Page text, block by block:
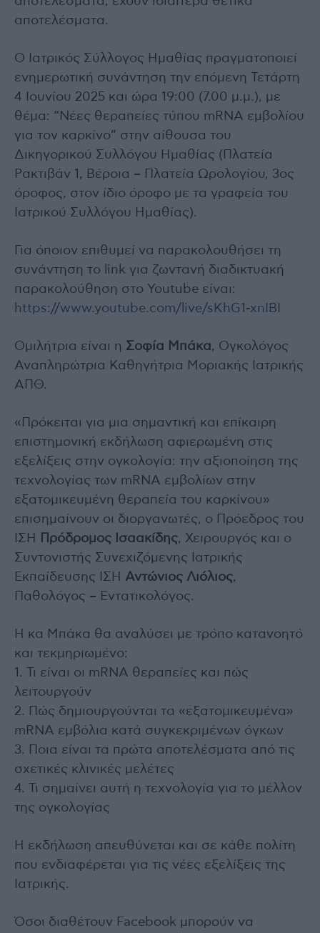
αποτελέσματα.
Ο Ιατρικός Σύλλογος Ημαθίας πραγματοποιεί
ενημερωτική συνάντηση την επόμενη Τετάρτη
4 Ιουνίου 2025 και ώρα 19:00 (7.00 μ.μ.), με
θέμα: “Νέες θεραπείες τύπου mRNA εμβολίου
για τον καρκίνο” στην αίθουσα του
Δικηγορικού Συλλόγου Ημαθίας (Πλατεία
Ρακτιβάν 1, Βέροια – Πλατεία Ωρολογίου, 3ος
όροφος, στον ίδιο όροφο με τα γραφεία του
Ιατρικού Συλλόγου Ημαθίας).
Για όποιον επιθυμεί να παρακολουθήσει τη
συνάντηση το link για ζωντανή διαδικτυακή
παρακολούθηση στο Youtube είναι:
https://www.youtube.com/live/sKhG1-xnIBI
Ομιλήτρια είναι η Σοφία Μπάκα, Ογκολόγος
Αναπληρώτρια Καθηγήτρια Μοριακής Ιατρικής
ΑΠΘ.
«Πρόκειται για μια σημαντική και επίκαιρη
επιστημονική εκδήλωση αφιερωμένη στις
εξελίξεις στην ογκολογία: την αξιοποίηση της
τεχνολογίας των mRNA εμβολίων στην
εξατομικευμένη θεραπεία του καρκίνου»
επισημαίνουν οι διοργανωτές, ο Πρόεδρος του
ΙΣΗ
Πρόδρομος Ισαακίδης, Χειρουργός και ο
Συντονιστής Συνεχιζόμενης Ιατρικής
Εκπαίδευσης ΙΣΗ Αντώνιος Λιόλιος,
Παθολόγος – Εντατικολόγος.
Η κα Μπάκα θα αναλύσει με τρόπο κατανοητό
και τεκμηριωμένο:
1. Τι είναι οι mRNA θεραπείες και πώς
λειτουργούν
2. Πώς δημιουργούνται τα «εξατομικευμένα»
mRNA εμβόλια κατά συγκεκριμένων όγκων
3. Ποια είναι τα πρώτα αποτελέσματα από τις
σχετικές κλινικές μελέτες
4. Τι σημαίνει αυτή η τεχνολογία για το μέλλον
της ογκολογίας
Η εκδήλωση απευθύνεται και σε κάθε πολίτη
που ενδιαφέρεται για τις νέες εξελίξεις της
Ιατρικής.
Όσοι διαθέτουν Facebook μπορούν να